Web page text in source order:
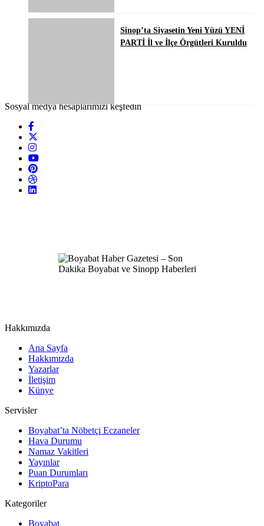
Sinop’ta Siyasetin Yeni Yüzü YENİ
PARTİ İl ve İlçe Örgütleri Kuruldu
Sosyal medya hesaplarımızı keşfedin
Hakkımızda
Ana Sayfa
Hakkımızda
Yazarlar
İletişim
Künye
Servisler
Boyabat’ta Nöbetçi Eczaneler
Hava Durumu
Namaz Vakitleri
Yayınlar
Puan Durumları
KriptoPara
Kategoriler
Boyabat